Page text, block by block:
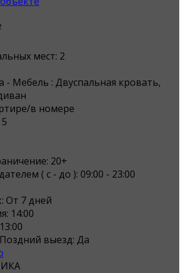
мест: 2
- Мебель : Двуспальная кровать,
в номере
5
20+
( с - до ): 09:00 - 23:00
От 7 дней
14:00
13:00
выезд: Да